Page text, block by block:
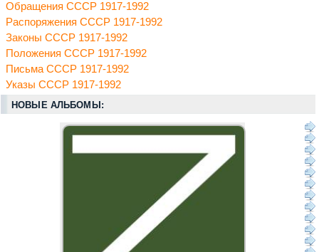
Обращения СССР 1917-1992
Распоряжения СССР 1917-1992
Законы СССР 1917-1992
Положения СССР 1917-1992
Письма СССР 1917-1992
Указы СССР 1917-1992
НОВЫЕ АЛЬБОМЫ: